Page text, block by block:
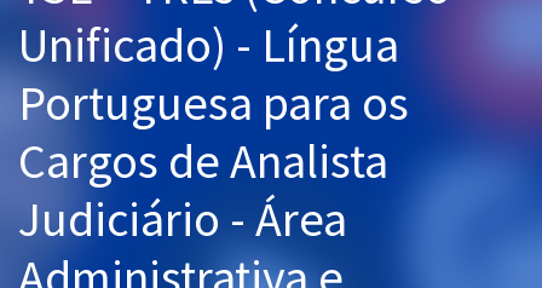
Graduação
OAB
Mentorias
Questões grátis
Unificado) - Língua
Portuguesa para os
Cargos de Analista
Judiciário - Área